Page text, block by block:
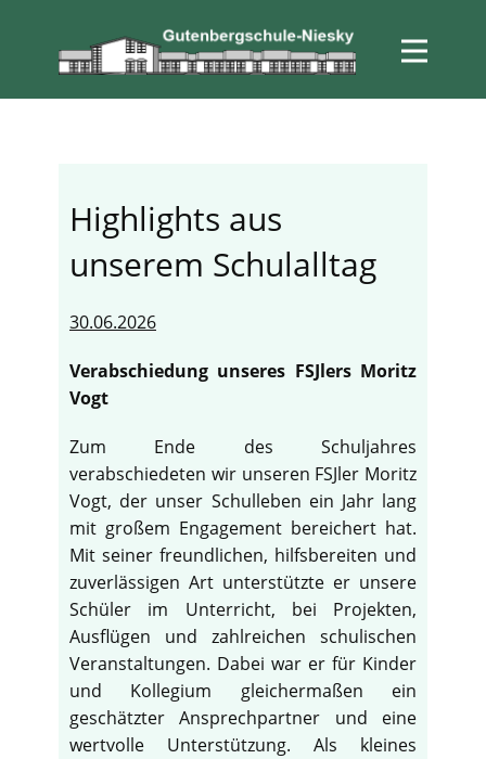
Highlights aus
unserem Schulalltag
30.06.2026
Verabschiedung unseres FSJlers Moritz
Vogt
Zum Ende des Schuljahres
verabschiedeten wir unseren FSJler Moritz
Vogt, der unser Schulleben ein Jahr lang
mit großem Engagement bereichert hat.
Mit seiner freundlichen, hilfsbereiten und
zuverlässigen Art unterstützte er unsere
Schüler im Unterricht, bei Projekten,
Ausflügen und zahlreichen schulischen
Veranstaltungen. Dabei war er für Kinder
und Kollegium gleichermaßen ein
geschätzter Ansprechpartner und eine
wertvolle Unterstützung. Als kleines